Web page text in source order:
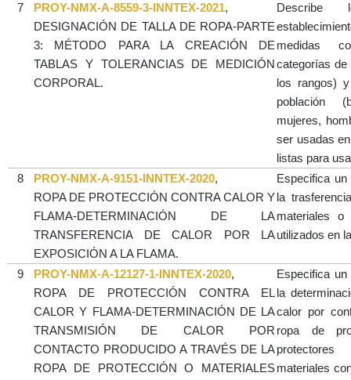
7 PROY-NMX-A-8559-3-INNTEX-2021,
DESIGNACIÓN DE TALLA DE ROPA-PARTE
3: MÉTODO PARA LA CREACIÓN DE
TABLAS Y TOLERANCIAS DE MEDICIÓN
CORPORAL.
Describe
medidas
categorías de
los rangos)
población
mujeres,
ser usadas
listas para
8
PROY-NMX-A-9151-INNTEX-2020,
ROPA DE PROTECCIÓN CONTRA CALOR Y
FLAMA-DETERMINACIÓN DE LA
TRANSFERENCIA DE CALOR POR LA
EXPOSICIÓN A LA FLAMA.
Especifica
la
materiales o
utilizados en
9 PROY-NMX-A-12127-1-INNTEX-2020,
ROPA DE PROTECCIÓN CONTRA EL
CALOR Y FLAMA-DETERMINACIÓN DE LA
TRANSMISIÓN DE CALOR POR
CONTACTO PRODUCIDO A TRAVÉS DE LA
ROPA DE PROTECCIÓN O MATERIALES
Especifica
la
calor por
ropa de
materiales